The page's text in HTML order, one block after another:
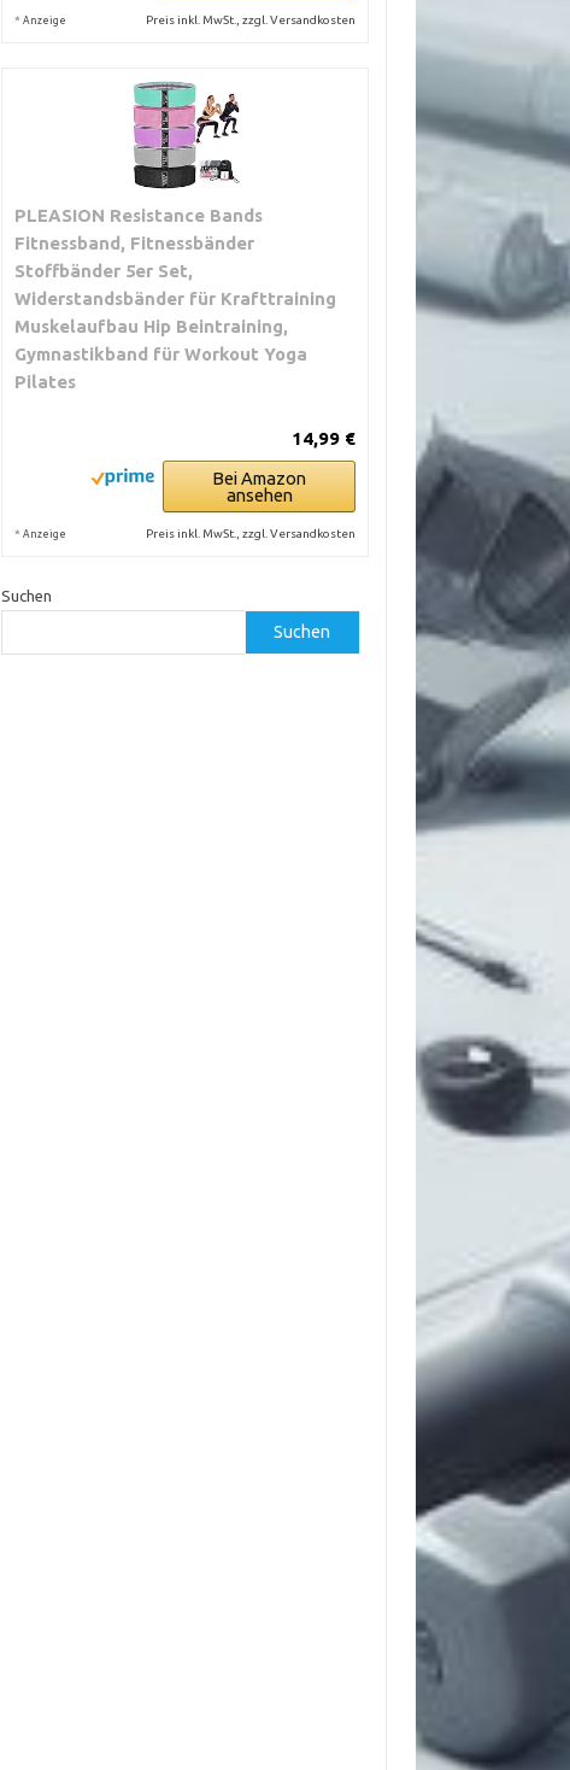
* Anzeige Preis inkl. MwSt., zzgl. Versandkosten
PLEASION Resistance Bands
Fitnessband, Fitnessbänder
Stoffbänder 5er Set,
Widerstandsbänder für Krafttraining
Muskelaufbau Hip Beintraining,
Gymnastikband für Workout Yoga
Pilates
14,99 €
Bei Amazon
ansehen
* Anzeige Preis inkl. MwSt., zzgl. Versandkosten
Suchen
Suchen